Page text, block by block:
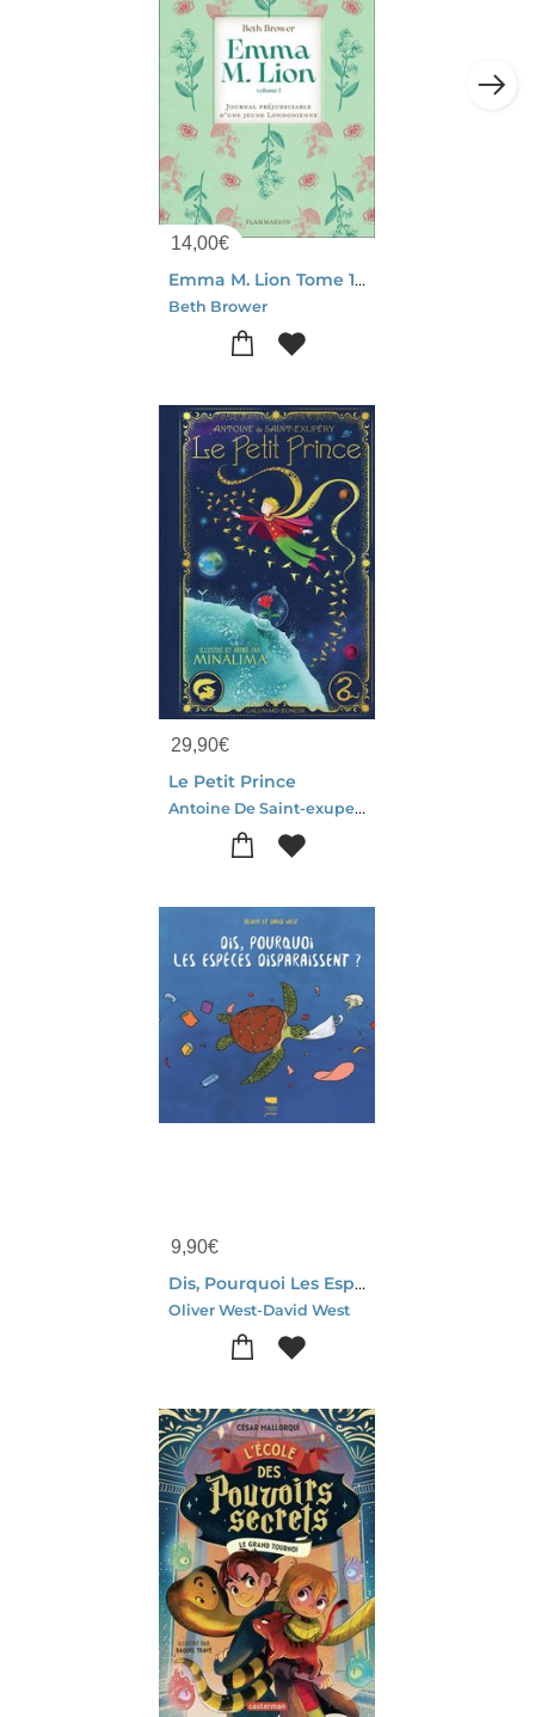
14,00€
Emma M. Lion Tome 1 : Journal Prejudiciable D'une Jeune Londonienne
Beth Brower
29,90€
Le Petit Prince
Antoine De Saint-exupery
9,90€
Dis, Pourquoi Les Especes Disparaissent ?
Oliver West-David West